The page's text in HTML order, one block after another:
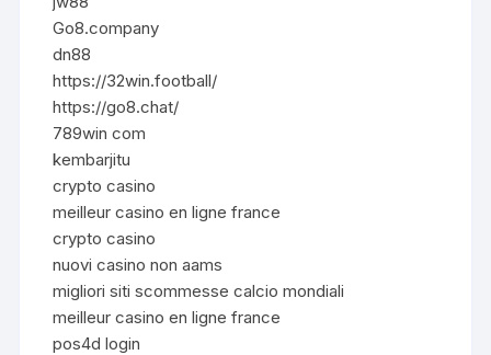
Go8.company
dn88
https://32win.football/
https://go8.chat/
789win com
kembarjitu
crypto casino
meilleur casino en ligne france
crypto casino
nuovi casino non aams
migliori siti scommesse calcio mondiali
meilleur casino en ligne france
pos4d login